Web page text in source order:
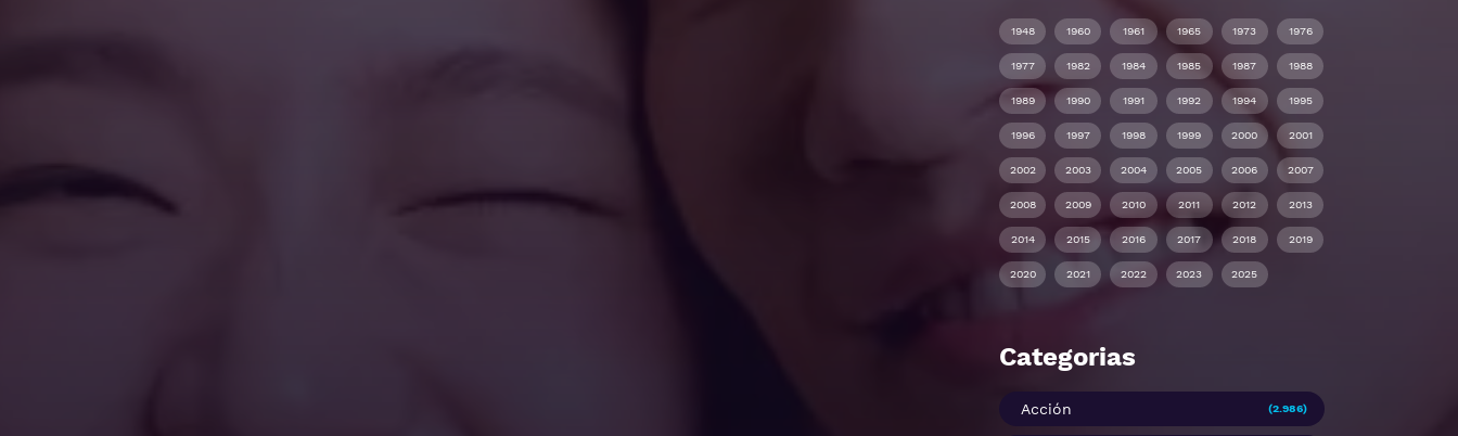
1948 1960 1961 1965 1973 1976
1977 1982 1984 1985 1987 1988
1989 1990 1991 1992 1994 1995
1996 1997 1998 1999 2000 2001
2002 2003 2004 2005 2006 2007
2008 2009 2010 2011 2012 2013
2014 2015 2016 2017 2018 2019
2020 2021 2022 2023 2025
Categorias
Acción (2.986)